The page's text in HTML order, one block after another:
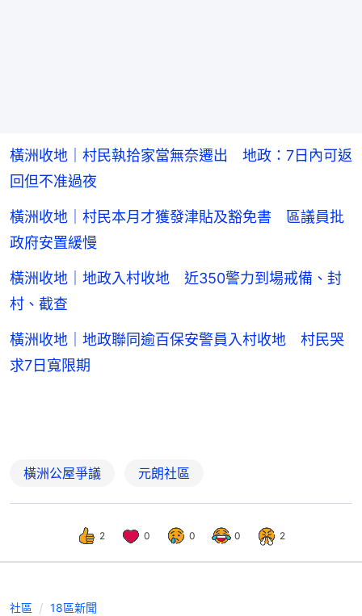
橫洲收地｜村民執拾家當無奈遷出 地政：7日內可返
回但不准過夜
橫洲收地｜村民本月才獲發津貼及豁免書 區議員批
政府安置緩慢
橫洲收地｜地政入村收地 近350警力到場戒備、封
村、截查
橫洲收地｜地政聯同逾百保安警員入村收地 村民哭
求7日寬限期
橫洲公屋爭議 元朗社區
2 0 0 0 2
社區 18區新聞